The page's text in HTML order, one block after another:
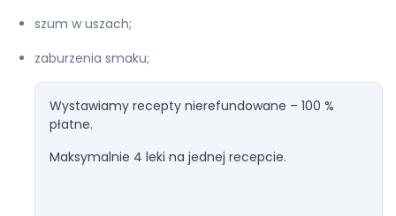
szum w uszach;
zaburzenia smaku;
Wystawiamy recepty nierefundowane – 100 %
płatne.
Maksymalnie 4 leki na jednej recepcie.